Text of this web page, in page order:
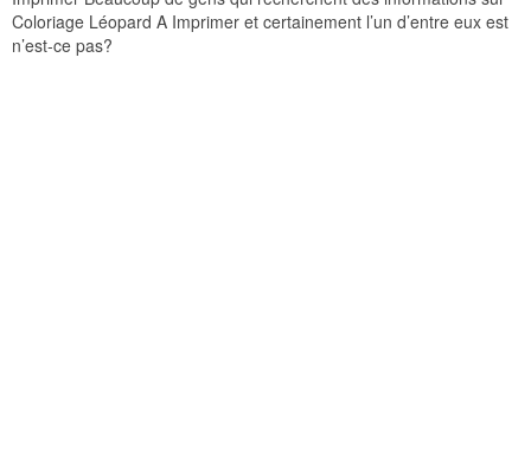
Coloriage Léopard A Imprimer et certainement l’un d’entre eux est
n’est-ce pas?